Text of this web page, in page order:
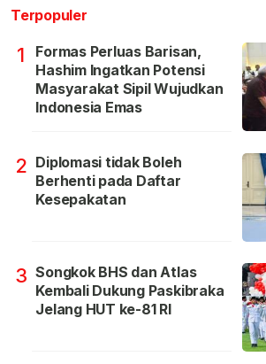
Terpopuler
1
Formas Perluas Barisan,
Hashim Ingatkan Potensi
Masyarakat Sipil Wujudkan
Indonesia Emas
2 Diplomasi tidak Boleh
Berhenti pada Daftar
Kesepakatan
3 Songkok BHS dan Atlas
Kembali Dukung Paskibraka
Jelang HUT ke-81 RI